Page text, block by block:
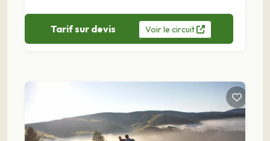
Tarif sur devis Voirle circuit